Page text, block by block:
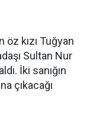
öz kızı Tuğyan
Sultan Nur
İki sanığın
çıkacağı